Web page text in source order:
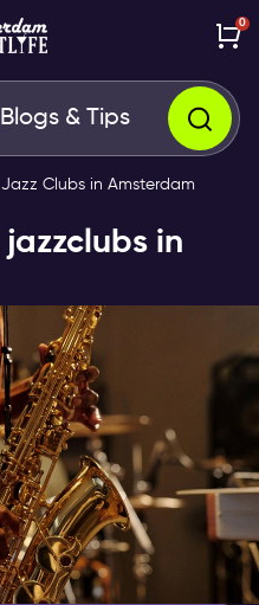
0
Jazz Clubs in Amsterdam
in